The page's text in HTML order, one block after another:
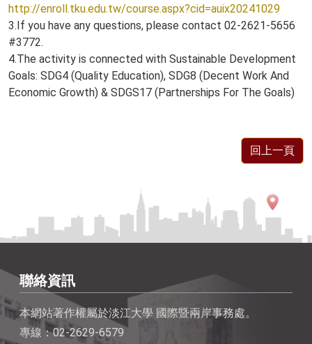
http://enroll.tku.edu.tw/course.aspx?cid=auix20241029
3.If you have any questions, please contact 02-2621-5656
#3772.
4.The activity is connected with Sustainable Development
Goals: SDG4 (Quality Education), SDG8 (Decent Work And
Economic Growth) & SDGS17 (Partnerships For The Goals)
回上一頁
聯絡資訊
本網站著作權屬於淡江大學 國際暨兩岸事務處。
專線：02-2629-6579